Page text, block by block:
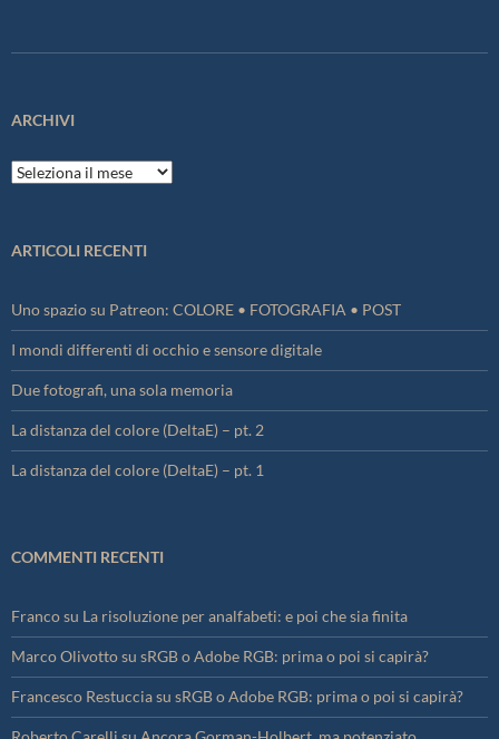
ARCHIVI
Archivi
ARTICOLI RECENTI
Uno spazio su Patreon: COLORE • FOTOGRAFIA • POST
I mondi differenti di occhio e sensore digitale
Due fotografi, una sola memoria
La distanza del colore (DeltaE) – pt. 2
La distanza del colore (DeltaE) – pt. 1
COMMENTI RECENTI
Francosu La risoluzione per analfabeti: e poi che sia finita
Marco Olivottosu sRGB o Adobe RGB: prima o poi si capirà?
Francesco Restucciasu sRGB o Adobe RGB: prima o poi si capirà?